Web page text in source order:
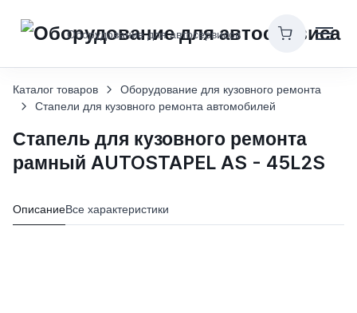
Оборудование для автосервисов
Каталог товаров
Оборудование для кузовного ремонта
Стапели для кузовного ремонта автомобилей
Стапель для кузовного ремонта
рамный AUTOSTAPEL AS - 45L2S
ОписаниеВсе характеристики